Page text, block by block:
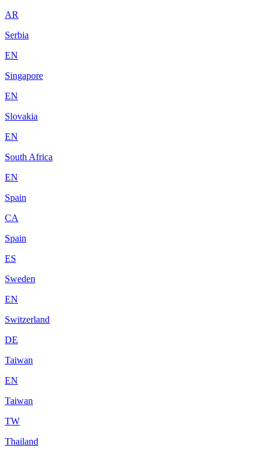
AR
Serbia
EN
Singapore
EN
Slovakia
EN
South Africa
EN
Spain
CA
Spain
ES
Sweden
EN
Switzerland
DE
Taiwan
EN
Taiwan
TW
Thailand